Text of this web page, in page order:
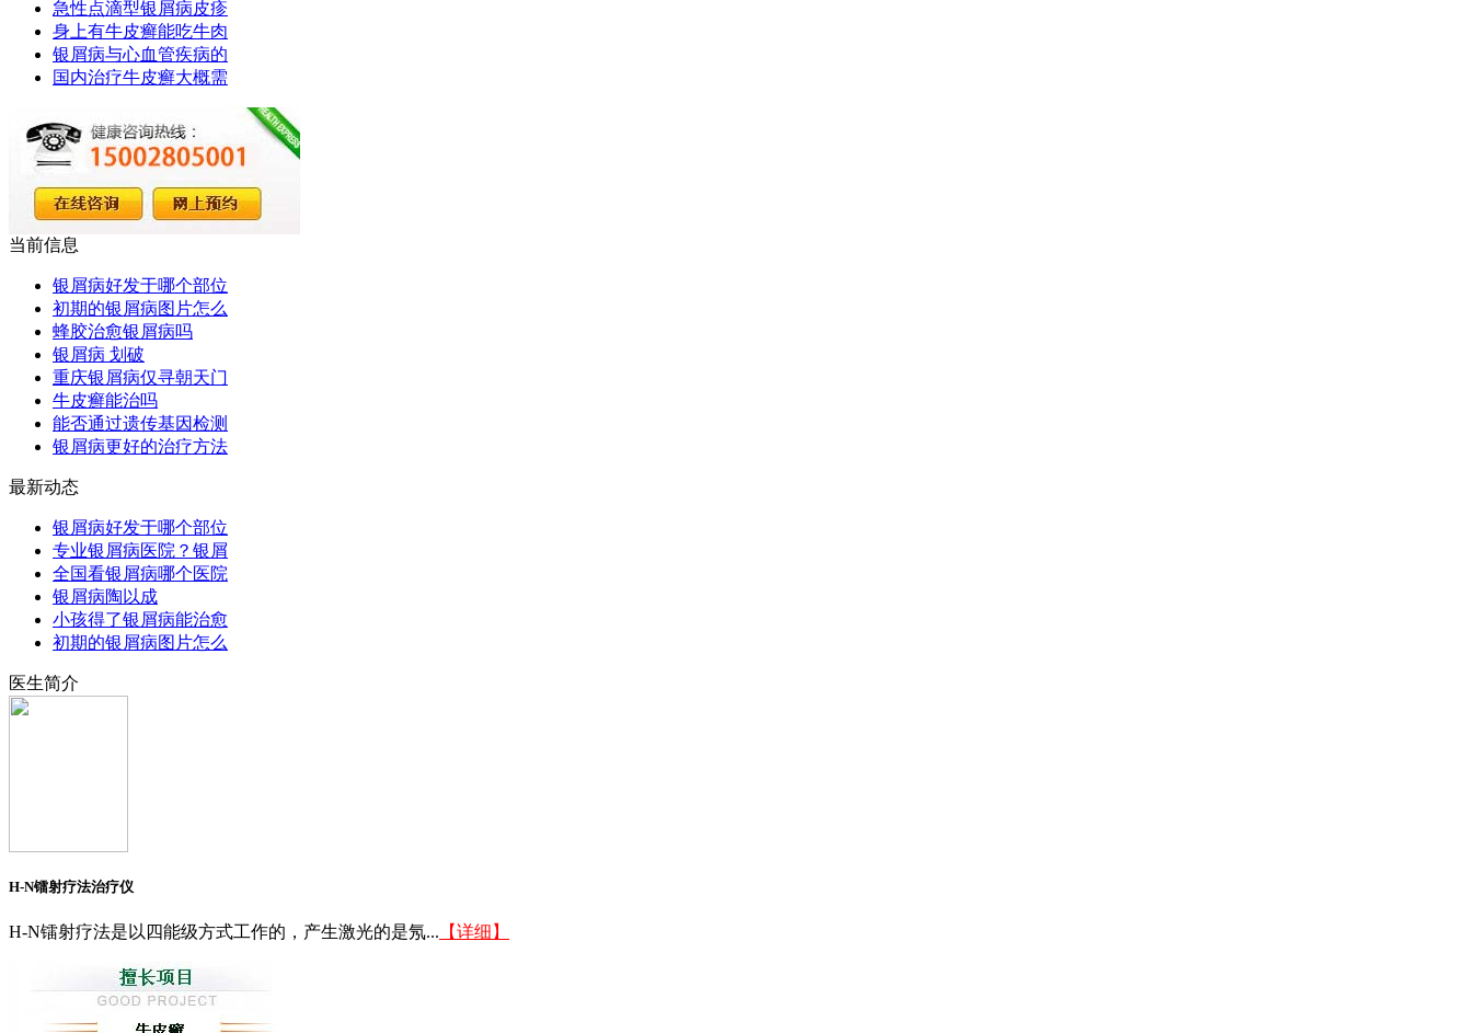
急性点滴型银屑病皮疹
身上有牛皮癣能吃牛肉
银屑病与心血管疾病的
国内治疗牛皮癣大概需
当前信息
银屑病好发于哪个部位
初期的银屑病图片怎么
蜂胶治愈银屑病吗
银屑病 划破
重庆银屑病仅寻朝天门
牛皮癣能治吗
能否通过遗传基因检测
银屑病更好的治疗方法
最新动态
银屑病好发于哪个部位
专业银屑病医院？银屑
全国看银屑病哪个医院
银屑病陶以成
小孩得了银屑病能治愈
初期的银屑病图片怎么
医生简介
H-N镭射疗法治疗仪
H-N镭射疗法是以四能级方式工作的，产生激光的是氖... 【详细】